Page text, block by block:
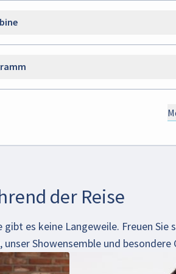
der Reise
es keine Langeweile. Freuen Sie
Showensemble und besondere